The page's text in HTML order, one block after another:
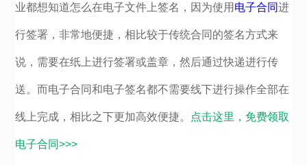
业都想知道怎么在电子文件上签名，因为使用 电子合同进
行签署，非常地便捷，相比较于传统合同的签名方式来
说，需要在纸上进行签署或盖章，然后通过快递进行传
送。而电子合同和电子签名都不需要线下进行操作全部在
线上完成，相比之下更加高效便捷。 点击这里，免费领取
电子合同>>>